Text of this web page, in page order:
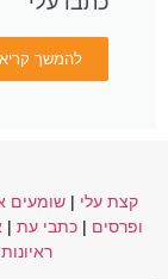
להמשך
קצת עלי |שומעים
ופרסים | כתבי עת |
ראיונות